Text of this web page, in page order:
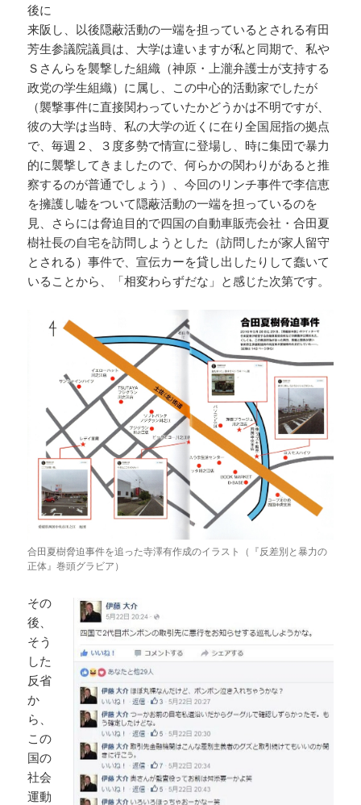
後に
来阪し、以後隠蔽活動の一端を担っているとされる有田
芳生参議院議員は、大学は違いますが私と同期で、私や
Ｓさんらを襲撃した組織（神原・上瀧弁護士が支持する
政党の学生組織）に属し、この中心的活動家でしたが
（襲撃事件に直接関わっていたかどうかは不明ですが、
彼の大学は当時、私の大学の近くに在り全国屈指の拠点
で、毎週２、３度多勢で情宣に登場し、時に集団で暴力
的に襲撃してきましたので、何らかの関わりがあると推
察するのが普通でしょう）、今回のリンチ事件で李信恵
を擁護し嘘をついて隠蔽活動の一端を担っているのを
見、さらには脅迫目的で四国の自動車販売会社・合田夏
樹社長の自宅を訪問しようとした（訪問したが家人留守
とされる）事件で、宣伝カーを貸し出したりして蠢いて
いることから、「相変わらずだな」と感じた次第です。
合田夏樹脅迫事件を追った寺澤有作成のイラスト（『反差別と暴力の
正体』巻頭グラビア）
その
後、
そう
した
反省
か
ら、
この
国の
社会
運動